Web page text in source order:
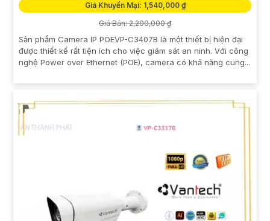
Giá Khuyến Mại: 1,540,000 ₫
Giá Bán: 2,200,000 ₫
Sản phẩm Camera IP POEVP-C3407B là một thiết bị hiện đại
được thiết kế rất tiện ích cho việc giám sát an ninh. Với công
nghệ Power over Ethernet (POE), camera có khả năng cung...